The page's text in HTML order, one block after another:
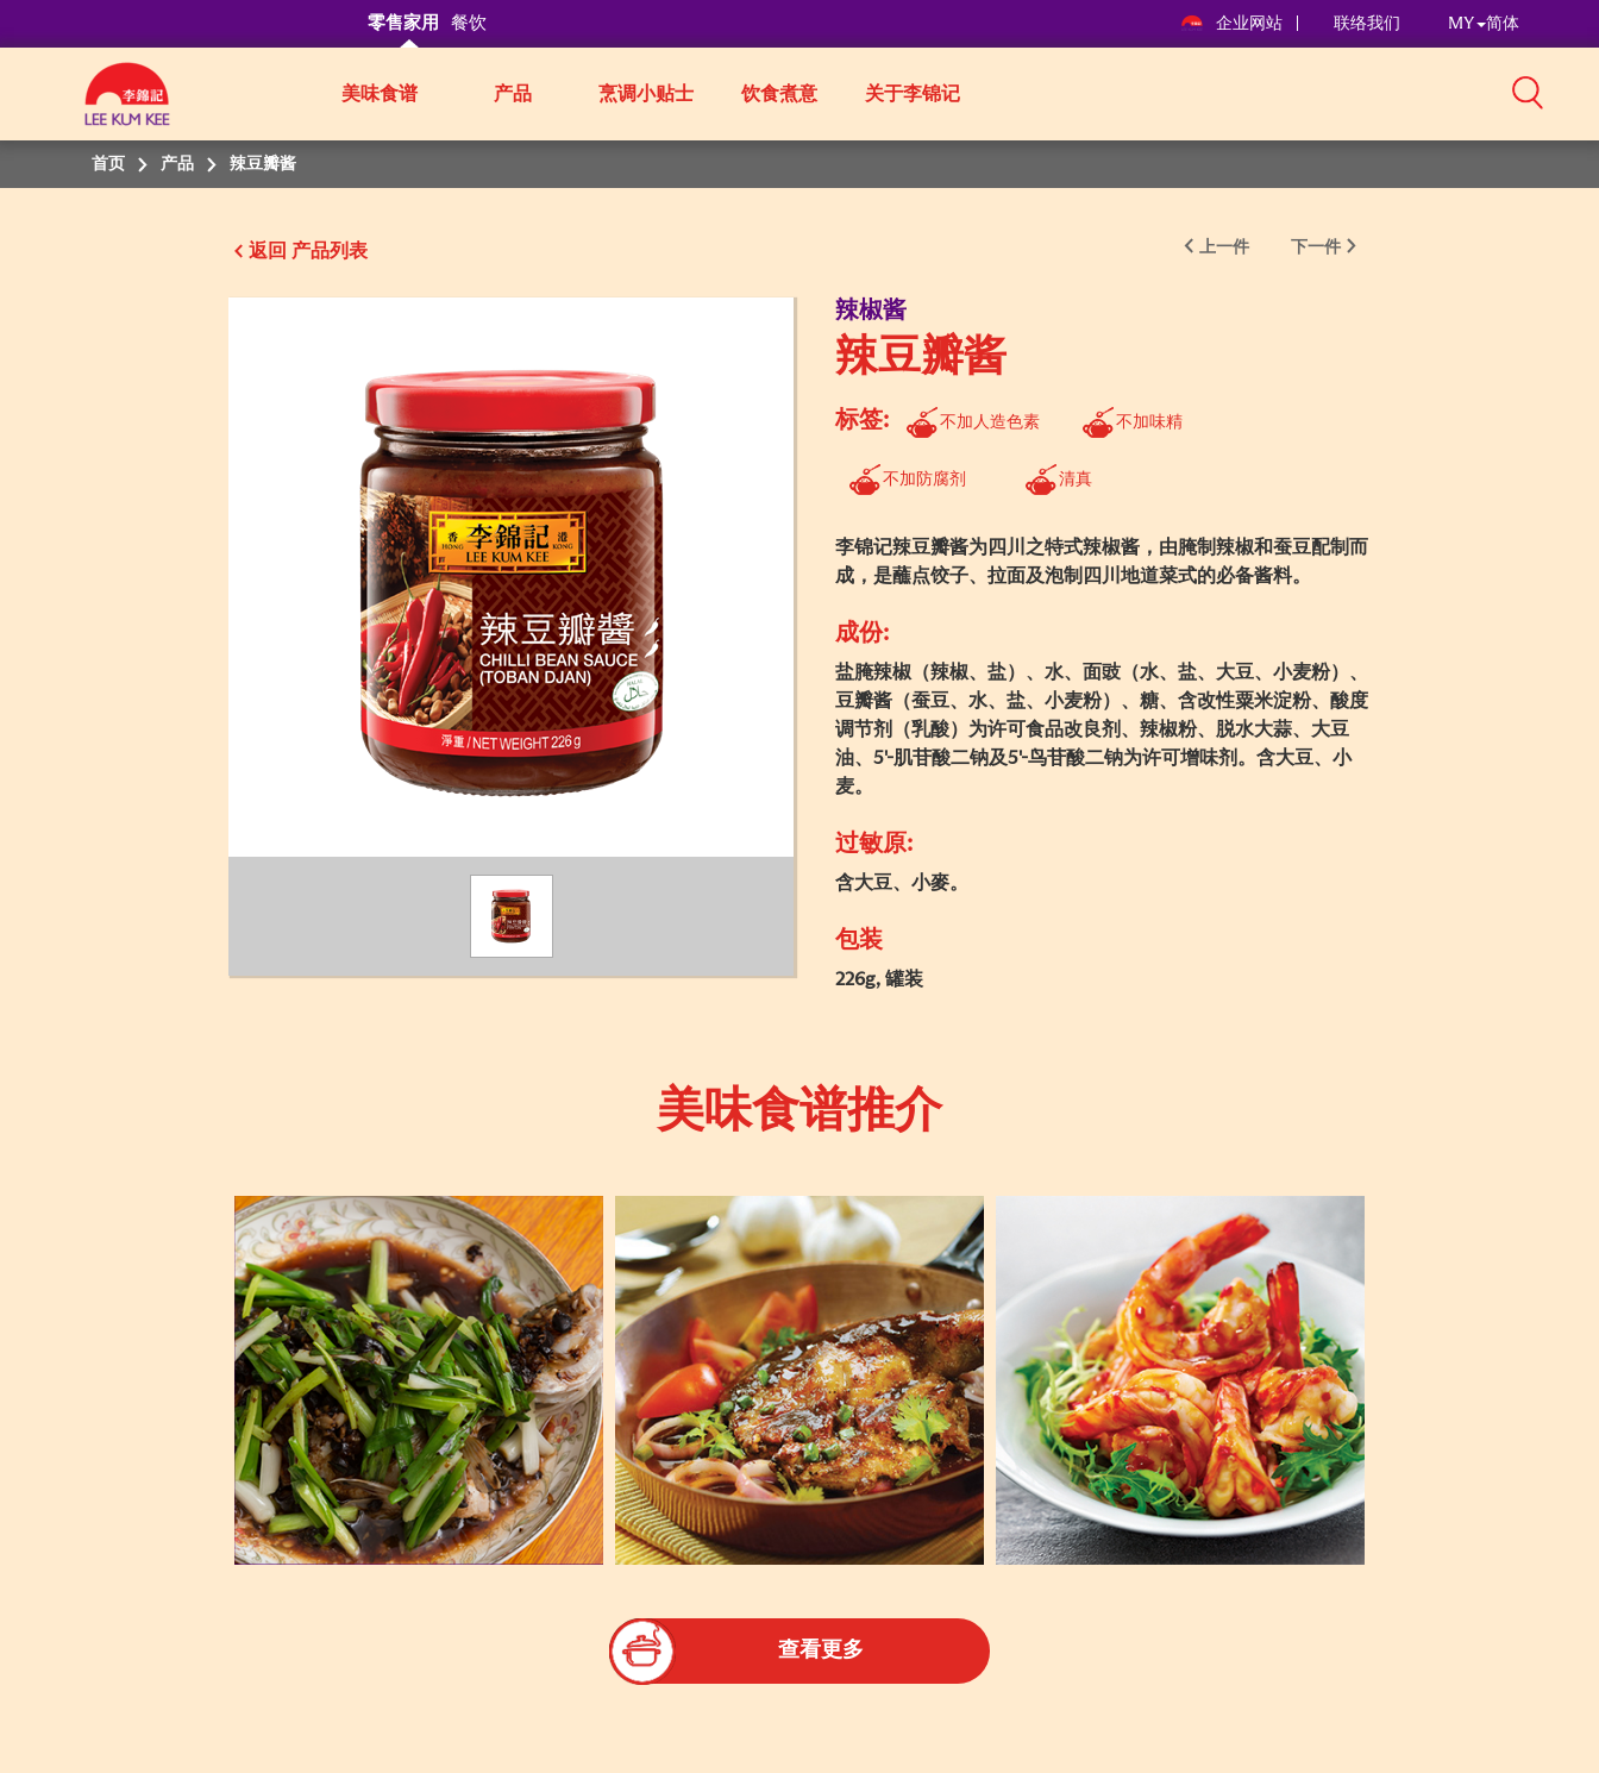
零售家用 餐饮 企业网站 联络我们 MY 简体
美味食谱 产品 烹调小贴士 饮食煮意 关于李锦记
首页 产品 辣豆瓣酱
返回 上一件 下一件
辣椒酱
辣豆瓣酱
标签: 不加人造色素 不加味精
不加防腐剂 清真
李锦记辣豆瓣酱为四川之特式辣椒酱，由腌制辣椒和蚕豆配制而
成，是蘸点饺子、拉面及泡制四川地道菜式的必备酱料。
成份:
盐腌辣椒（辣椒、盐）、水、面豉（水、盐、大豆、小麦粉）、
豆瓣酱（蚕豆、水、盐、小麦粉）、糖、含改性粟米淀粉、酸度
调节剂（乳酸）为许可食品改良剂、辣椒粉、脱水大蒜、大豆
油、5'-肌苷酸二钠及5'-鸟苷酸二钠为许可增味剂。含大豆、小
麦。
过敏原:
含大豆、小麥。
包装
226g, 罐装
美味食谱推介
查看更多